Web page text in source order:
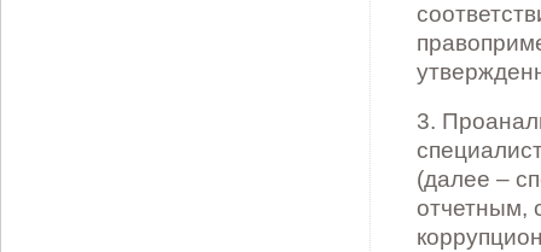
3.
(далее –
отчетным,